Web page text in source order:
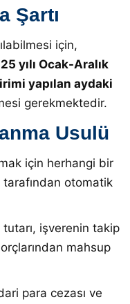
Şartı
için,
yılı Ocak-Aralık
yapılan aydaki
gerekmektedir.
Usulü
için herhangi bir
tarafından otomatik
işverenin takip
mahsup
para cezası ve